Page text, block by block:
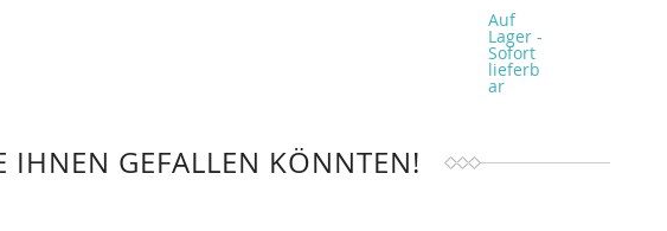
Auf
Lager -
Sofort
lieferb
ar
IHNEN GEFALLEN KÖNNTEN!